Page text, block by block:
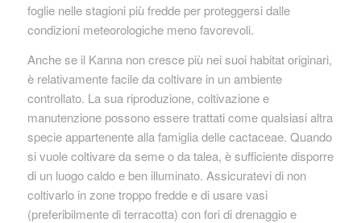
foglie nelle stagioni più fredde per proteggersi dalle
condizioni meteorologiche meno favorevoli.
Anche se il Kanna non cresce più nei suoi habitat originari,
è relativamente facile da coltivare in un ambiente
controllato. La sua riproduzione, coltivazione e
manutenzione possono essere trattati come qualsiasi altra
specie appartenente alla famiglia delle cactaceae. Quando
si vuole coltivare da seme o da talea, è sufficiente disporre
di un luogo caldo e ben illuminato. Assicuratevi di non
coltivarlo in zone troppo fredde e di usare vasi
(preferibilmente di terracotta) con fori di drenaggio e